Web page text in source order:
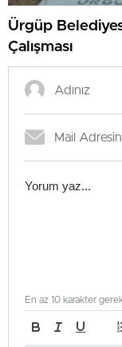
Ürgüp
Çalışması
En az 10 karakter